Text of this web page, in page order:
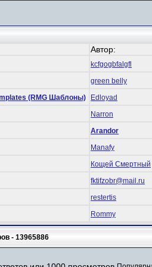
Автор:
kcfgogbfalgfl
green belly
(RMG Шаблоны)
Edloyad
Narron
Arandor
Manafy
Кощей Смертный
fktifzobr@mail.ru
restertis
Rommy
- 13965886